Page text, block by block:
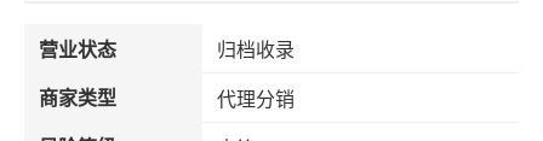
营业状态
归档收录
商家类型
代理分销